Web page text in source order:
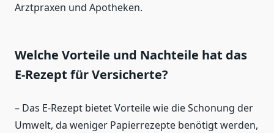
Arztpraxen und Apotheken.
Welche Vorteile und Nachteile hat das
E-Rezept für Versicherte?
– Das E-Rezept bietet Vorteile wie die Schonung der
Umwelt, da weniger Papierrezepte benötigt werden,